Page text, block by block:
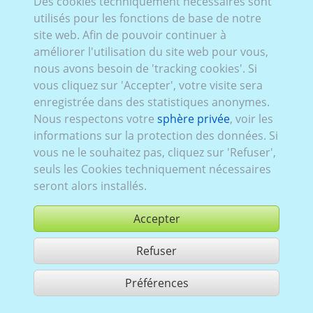
2017–2019,5 portes
acheter
partager 1 résultats
utilisés pour les fonctions de base de notre
site web. Afin de pouvoir continuer à
améliorer l'utilisation du site web pour vous,
nous avons besoin de 'tracking cookies'. Si
vous cliquez sur 'Accepter', votre visite sera
enregistrée dans des statistiques anonymes.
Nous respectons votre sphère privée, voir les
informations sur la protection des données. Si
vous ne le souhaitez pas, cliquez sur 'Refuser',
seuls les Cookies techniquement nécessaires
seront alors installés.
Accepter
Refuser
Préférences